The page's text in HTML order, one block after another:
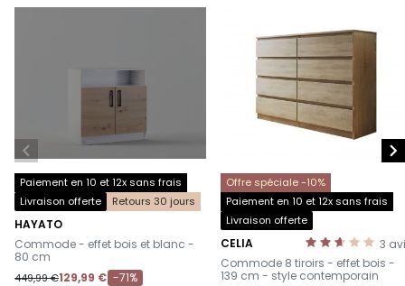
Paiement en 10 et 12x sans frais
Livraison offerte
Retours 30 jours
HAYATO
-
Commode - effet bois et blanc -
80 cm
449,99 €129,99 € -71%
Offre spéciale -10%
Paiement en 10 et 12x sans frais
Livraison offerte
3
CELIA
-
Commode 8 tiroirs - effet bois -
139 cm - style contemporain
 